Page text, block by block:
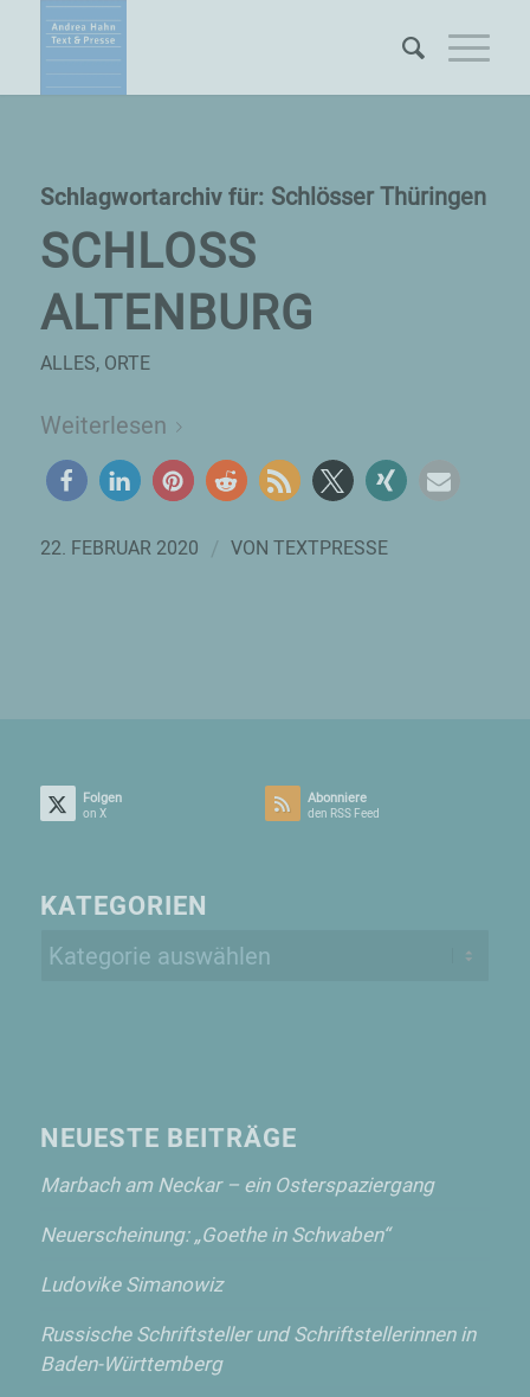
Schlagwortarchiv für: Schlösser Thüringen
SCHLOSS
ALTENBURG
ALLES, ORTE
Weiterlesen
22. FEBRUAR 2020 / VON TEXTPRESSE
Folgen
on X
Abonniere
den RSS Feed
KATEGORIEN
Kategorien
NEUESTE BEITRÄGE
Marbach am Neckar – ein Osterspaziergang
Neuerscheinung: „Goethe in Schwaben“
Ludovike Simanowiz
Russische Schriftsteller und Schriftstellerinnen in
Baden-Württemberg